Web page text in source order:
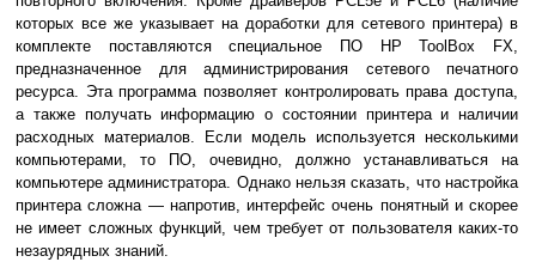
которых все же указывает на доработки для сетевого принтера) в
комплекте поставляются специальное ПО HP ToolBox FX,
предназначенное для администрирования сетевого печатного
ресурса. Эта программа позволяет контролировать права доступа,
а также получать информацию о состоянии принтера и наличии
расходных материалов. Если модель используется несколькими
компьютерами, то ПО, очевидно, должно устанавливаться на
компьютере администратора. Однако нельзя сказать, что настройка
принтера сложна — напротив, интерфейс очень понятный и скорее
не имеет сложных функций, чем требует от пользователя каких-то
незаурядных знаний.